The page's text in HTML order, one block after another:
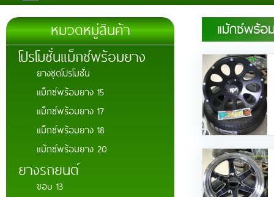
หมวดหมู่สินค้า
โปรโมชั่นแม็กซ์พร้อมยาง
ยางชุดโปรโมชั่น
แม็กซ์พร้อมยาง 15
แม็กซ์พร้อมยาง 17
แม็กซ์พร้อมยาง 18
แม้กซ์พร้อมยาง 20
ยางรถยนต์
ขอบ 13
แม้กซ์พร้อ